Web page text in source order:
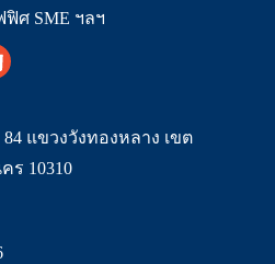
ศ SME ฯลฯ
84 แขวงวังทองหลาง เขต
ร 10310